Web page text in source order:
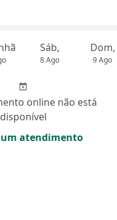
Sáb,
8 Ago
Dom,
9 Ago
online não está
disponível
atendimento